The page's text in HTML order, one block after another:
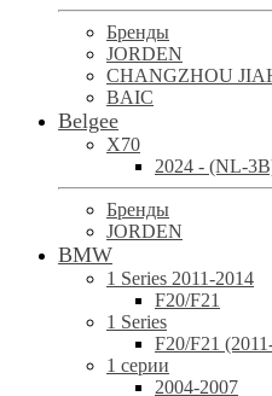
Бренды
JORDEN
CHANGZHOU
BAIC
Belgee
X70
2024 - (NL-
Бренды
JORDEN
BMW
1 Series 2011-2014
F20/F21
1 Series
F20/F21
1 серии
2004-2007